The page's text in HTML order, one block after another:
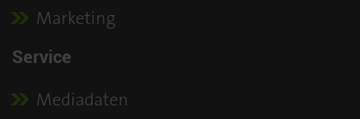
Marketing
Service
Mediadaten